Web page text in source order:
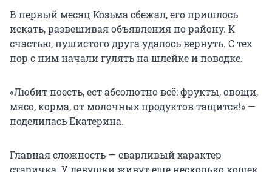
В первый месяц Козьма сбежал, его пришлось
искать, развешивая объявления по району. К
счастью, пушистого друга удалось вернуть. С тех
пор с ним начали гулять на шлейке и поводке.
«Любит поесть, ест абсолютно всё: фрукты, овощи,
мясо, корма, от молочных продуктов тащится!» —
поделилась Екатерина.
Главная сложность — сварливый характер
старичка. У девушки живут еще несколько кошек,